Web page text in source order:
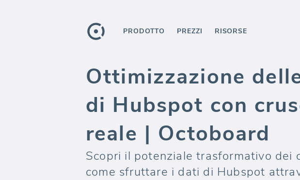
PRODOTTO PREZZI RISORSE
Ottimizzazione
di Hubspot con
reale | Octoboard
Scopri il potenziale trasformativo dei
come sfruttare i dati di Hubspot